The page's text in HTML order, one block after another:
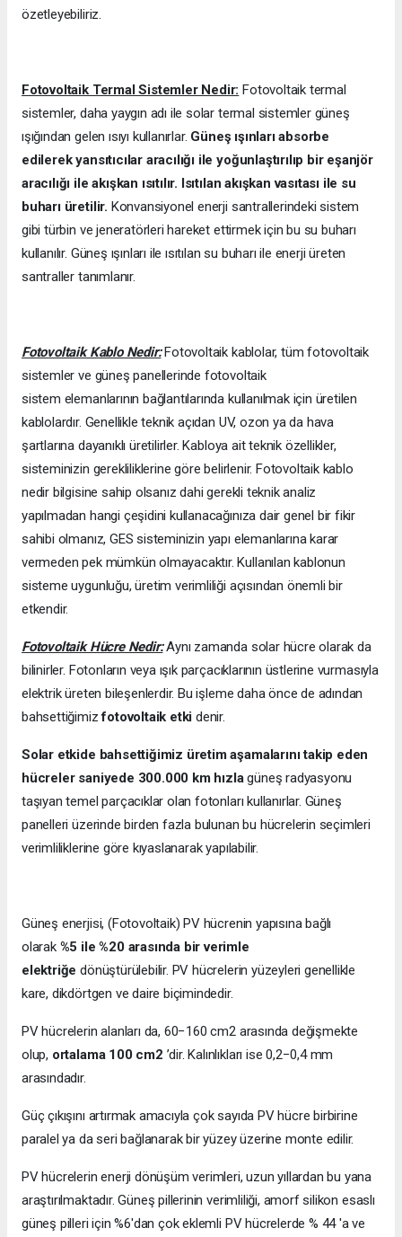
özetleyebiliriz.
Fotovoltaik Termal Sistemler Nedir: Fotovoltaik termal
sistemler, daha yaygın adı ile solar termal sistemler güneş
ışığından gelen ısıyı kullanırlar. Güneş ışınları absorbe
edilerek yansıtıcılar aracılığı ile yoğunlaştırılıp bir eşanjör
aracılığı ile akışkan ısıtılır. Isıtılan akışkan vasıtası ile su
buharı üretilir. Konvansiyonel enerji santrallerindeki sistem
gibi türbin ve jeneratörleri hareket ettirmek için bu su buharı
kullanılır. Güneş ışınları ile ısıtılan su buharı ile enerji üreten
santraller tanımlanır.
Fotovoltaik Kablo Nedir:Fotovoltaik kablolar, tüm fotovoltaik
sistemler ve güneş panellerinde fotovoltaik
sistem elemanlarının bağlantılarında kullanılmak için üretilen
kablolardır. Genellikle teknik açıdan UV, ozon ya da hava
şartlarına dayanıklı üretilirler. Kabloya ait teknik özellikler,
sisteminizin gerekliliklerine göre belirlenir. Fotovoltaik kablo
nedir bilgisine sahip olsanız dahi gerekli teknik analiz
yapılmadan hangi çeşidini kullanacağınıza dair genel bir fikir
sahibi olmanız, GES sisteminizin yapı elemanlarına karar
vermeden pek mümkün olmayacaktır. Kullanılan kablonun
sisteme uygunluğu, üretim verimliliği açısından önemli bir
etkendir.
Fotovoltaik Hücre Nedir:Aynı zamanda solar hücre olarak da
bilinirler. Fotonların veya ışık parçacıklarının üstlerine vurmasıyla
elektrik üreten bileşenlerdir. Bu işleme daha önce de adından
bahsettiğimizfotovoltaik etkidenir.
Solar etkide bahsettiğimiz üretim aşamalarını takip eden
hücreler saniyede 300.000 km hızlagüneş radyasyonu
taşıyan temel parçacıklar olan fotonları kullanırlar. Güneş
panelleri üzerinde birden fazla bulunan bu hücrelerin seçimleri
verimliliklerine göre kıyaslanarak yapılabilir.
Güneş enerjisi, (Fotovoltaik) PV hücrenin yapısına bağlı
olarak %5 ile %20 arasında bir verimle
elektriğedönüştürülebilir. PV hücrelerin yüzeyleri genellikle
kare, dikdörtgen ve daire biçimindedir.
PV hücrelerin alanları da, 60−160 cm2 arasında değişmekte
olup, ortalama 100 cm2 ’dir. Kalınlıkları ise 0,2−0,4 mm
arasındadır.
Güç çıkışını artırmak amacıyla çok sayıda PV hücre birbirine
paralel ya da seri bağlanarak bir yüzey üzerine monte edilir.
PV hücrelerin enerji dönüşüm verimleri, uzun yıllardan bu yana
araştırılmaktadır. Güneş pillerinin verimliliği, amorf silikon esaslı
güneş pilleri için %6'dan çok eklemli PV hücrelerde % 44 'a ve